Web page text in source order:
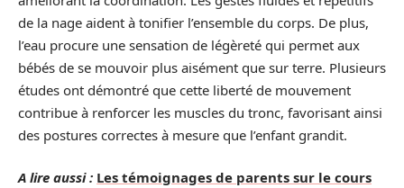
de la nage aident à tonifier l’ensemble du corps. De plus,
l’eau procure une sensation de légèreté qui permet aux
bébés de se mouvoir plus aisément que sur terre. Plusieurs
études ont démontré que cette liberté de mouvement
contribue à renforcer les muscles du tronc, favorisant ainsi
des postures correctes à mesure que l’enfant grandit.
A lire aussi : Les témoignages de parents sur le cours